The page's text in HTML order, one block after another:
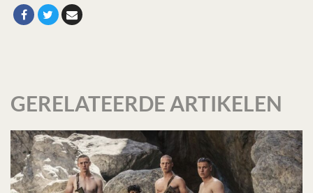
GERELATEERDE ARTIKELEN